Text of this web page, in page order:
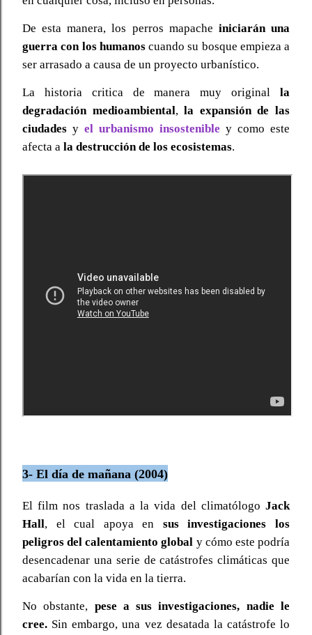
De esta manera, los perros mapache iniciarán una
guerra con los humanoscuando su bosque empieza a
ser arrasado a causa de un proyecto urbanístico.
La historia critica de manera muy original
la
degradación medioambiental,la expansión de las
ciudades y el urbanismo insostenible y como este
afecta a la destrucción de los ecosistemas.
3- El día de mañana (2004)
El film nos traslada a la vida del climatólogo Jack
Hall, el cual apoya en sus investigaciones los
peligros del calentamiento global y cómo este podría
desencadenar una serie de catástrofes climáticas que
acabarían con la vida en la tierra.
No obstante, pese a sus investigaciones, nadie le
cree. Sin embargo, una vez desatada la catástrofe lo